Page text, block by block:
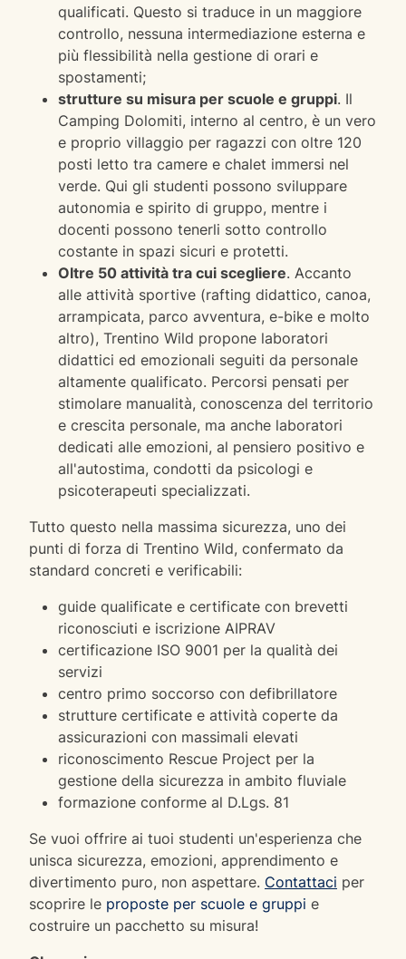
qualificati. Questo si traduce in un maggiore
controllo, nessuna intermediazione esterna e
più flessibilità nella gestione di orari e
spostamenti;
strutture su misura per scuole e gruppi. Il
Camping Dolomiti, interno al centro, è un vero
e proprio villaggio per ragazzi con oltre 120
posti letto tra camere e chalet immersi nel
verde. Qui gli studenti possono sviluppare
autonomia e spirito di gruppo, mentre i
docenti possono tenerli sotto controllo
costante in spazi sicuri e protetti.
Oltre 50 attività tra cui scegliere. Accanto
alle attività sportive (rafting didattico, canoa,
arrampicata, parco avventura, e-bike e molto
altro), Trentino Wild propone laboratori
didattici ed emozionali seguiti da personale
altamente qualificato. Percorsi pensati per
stimolare manualità, conoscenza del territorio
e crescita personale, ma anche laboratori
dedicati alle emozioni, al pensiero positivo e
all'autostima, condotti da psicologi e
psicoterapeuti specializzati.
Tutto questo nella massima sicurezza, uno dei
punti di forza di Trentino Wild, confermato da
standard concreti e verificabili:
guide qualificate e certificate con brevetti
riconosciuti e iscrizione AIPRAV
certificazione ISO 9001 per la qualità dei
servizi
centro primo soccorso con defibrillatore
strutture certificate e attività coperte da
assicurazioni con massimali elevati
riconoscimento Rescue Project per la
gestione della sicurezza in ambito fluviale
formazione conforme al D.Lgs. 81
Se vuoi offrire ai tuoi studenti un'esperienza che
unisca sicurezza, emozioni, apprendimento e
divertimento puro, non aspettare. Contattaci per
scoprire le proposte per scuole e gruppi e
costruire un pacchetto su misura!